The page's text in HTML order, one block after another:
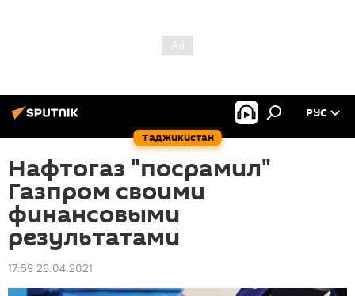
Таджикистан
РУС
Нафтогаз "посрамил"
Газпром своими
финансовыми
результатами
17:59 26.04.2021